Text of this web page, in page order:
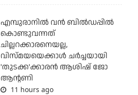
എമ്പുരാനില്‍ വന്‍ ബില്‍ഡപ്പില്‍
കൊണ്ടുവന്നത്
ചില്ലറക്കാരനെയല്ല,
വിസ്മയയെക്കാള്‍ ചര്‍ച്ചയായി
'തുടക്ക'ക്കാരന്‍ ആശിഷ് ജോ
ആന്റണി
11 hours ago